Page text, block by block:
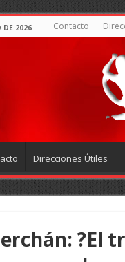
DE 2026 Contacto
Direcciones Útiles
?El